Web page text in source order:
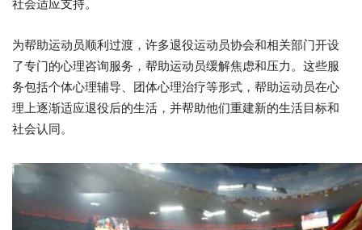
社会适应支持。
为帮助运动员顺利过渡，许多退役运动员协会和相关部门开设
了专门的心理咨询服务，帮助运动员缓解焦虑和压力。这些服
务包括个体心理辅导、团体心理治疗等形式，帮助运动员在心
理上逐渐适应退役后的生活，并帮助他们重建新的生活目标和
社会认同。